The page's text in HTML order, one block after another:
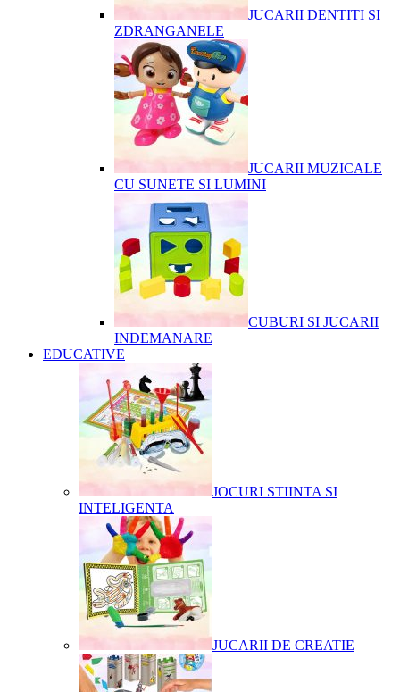
JUCARII DENTITI SI
ZDRANGANELE
JUCARII MUZICALE
CU SUNETE SI LUMINI
CUBURI SI JUCARII
INDEMANARE
EDUCATIVE
JOCURI STIINTA SI
INTELIGENTA
JUCARII DE CREATIE